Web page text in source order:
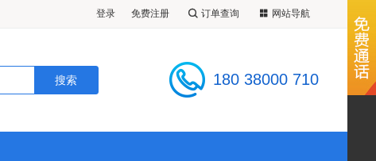
登录 免费注册 订单查询 网站导航
180 38000 710